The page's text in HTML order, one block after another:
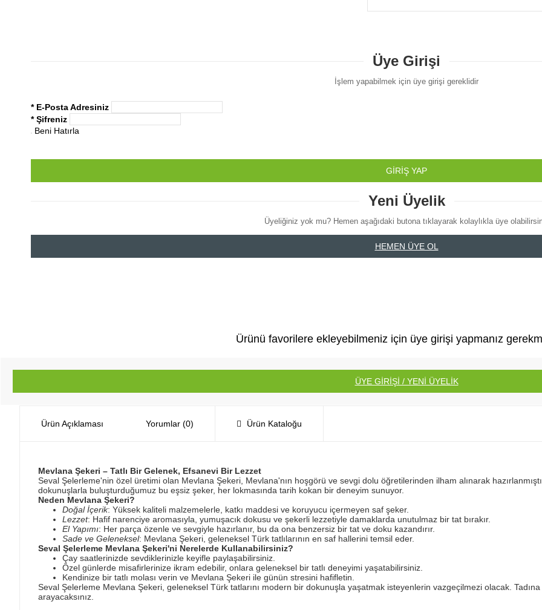
Üye Girişi
İşlem yapabilmek için üye girişi gereklidir
* E-Posta Adresiniz
* Şifreniz
Beni Hatırla
GİRİŞ YAP
Yeni Üyelik
Üyeliğiniz yok mu? Hemen aşağıdaki butona tıklayarak kolaylıkla üye
HEMEN ÜYE OL
Ürünü favorilere ekleyebilmeniz için üye girişi yapmanız
ÜYE GİRİŞİ / YENİ ÜYELİK
Ürün Açıklaması Yorumlar (0) Ürün Kataloğu
Mevlana Şekeri – Tatlı Bir Gelenek, Efsanevi Bir Lezzet
Seval Şelerleme'nin özel üretimi olan Mevlana Şekeri, Mevlana'nın hoşgörü ve sevgi dolu öğretilerinden ilham alınarak
dokunuşlarla buluşturduğumuz bu eşsiz şeker, her lokmasında tarih kokan bir deneyim sunuyor.
Neden Mevlana Şekeri?
Doğal İçerik: Yüksek kaliteli malzemelerle, katkı maddesi ve koruyucu içermeyen saf şeker.
Lezzet: Hafif narenciye aromasıyla, yumuşacık dokusu ve şekerli lezzetiyle damaklarda unutulmaz bir tat bırakır.
El Yapımı: Her parça özenle ve sevgiyle hazırlanır, bu da ona benzersiz bir tat ve doku kazandırır.
Sade ve Geleneksel: Mevlana Şekeri, geleneksel Türk tatlılarının en saf hallerini temsil eder.
Seval Şelerleme Mevlana Şekeri'ni Nerelerde Kullanabilirsiniz?
Çay saatlerinizde sevdiklerinizle keyifle paylaşabilirsiniz.
Özel günlerde misafirlerinize ikram edebilir, onlara geleneksel bir tatlı deneyimi yaşatabilirsiniz.
Kendinize bir tatlı molası verin ve Mevlana Şekeri ile günün stresini hafifletin.
Seval Şelerleme Mevlana Şekeri, geleneksel Türk tatlarını modern bir dokunuşla yaşatmak isteyenlerin vazgeçilmezi olacak. Tadına
arayacaksınız.